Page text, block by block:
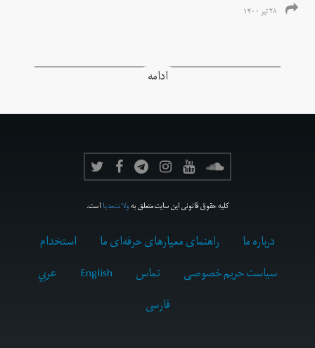
۲۸ تیر ۱۴۰۰
ادامه
کلیه حقوق قانونی این سایت متعلق بهولانت‌مدیااست.
درباره ما راهنمای معیارهای حرفه‌ای ما
استخدام
سیاست حریم خصوصی
تماس English
عربي
فارسى